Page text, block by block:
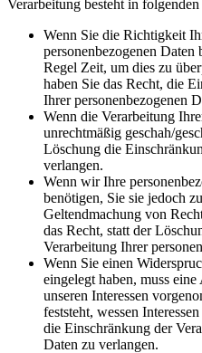
Verarbeitung besteht in
Wenn Sie die Richtigkeit
personenbezogenen
Regel Zeit, um dies zu
haben Sie das Recht, die
Ihrer personenbezogenen
Wenn die Verarbeitung
unrechtmäßig geschah/
Löschung die
verlangen.
Wenn wir Ihre
benötigen, Sie sie jedoch
Geltendmachung von
das Recht, statt der
Verarbeitung Ihrer
Wenn Sie einen
eingelegt haben, muss
unseren Interessen
feststeht, wessen
die Einschränkung der
Daten zu verlangen.